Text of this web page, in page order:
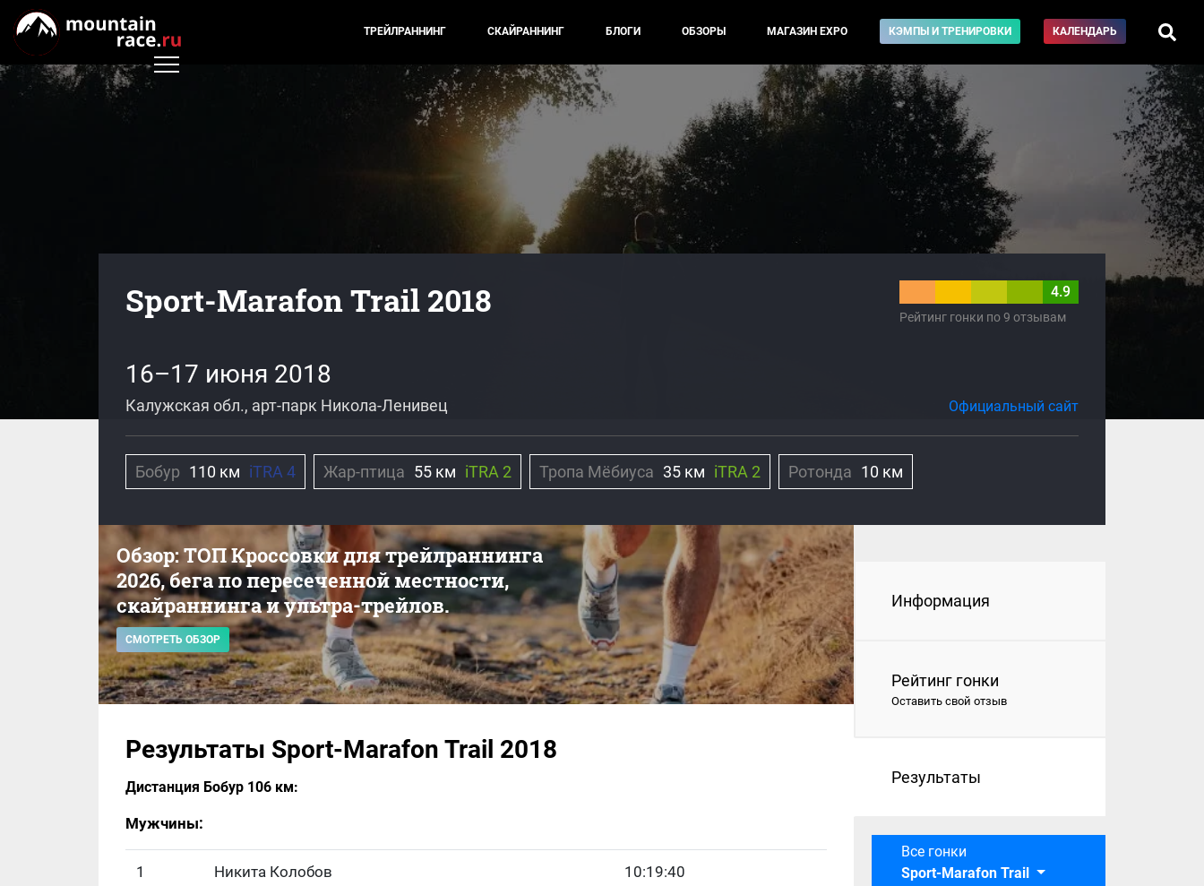
ТРЕЙЛРАННИНГ СКАЙРАННИНГ БЛОГИ ОБЗОРЫ МАГАЗИН EXPO КЭМПЫ И ТРЕНИРОВКИ КАЛЕНДАРЬ
Sport-Marafon Trail 2018 4.9
Рейтинг гонки по 9 отзывам
16–17 июня 2018
Калужская обл., арт-парк Никола-Ленивец Официальный сайт
Бобур 110 км iTRA 4 Жар-птица 55 км iTRA 2 Тропа Мёбиуса 35 км iTRA 2 Ротонда 10 км
Обзор: ТОП Кроссовки для трейлраннинга
2026, бега по пересеченной местности,
скайраннинга и ультра-трейлов.
СМОТРЕТЬ ОБЗОР
Результаты Sport-Marafon Trail 2018
Дистанция Бобур 106 км:
Мужчины:
1 Никита Колобов 10:19:40
Информация
Рейтинг гонки
Оставить свой отзыв
Результаты
Все гонки
Sport-Marafon Trail